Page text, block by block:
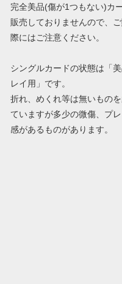
完全美品(傷が1つもない)カ
販売しておりませんので、
際にはご注意ください。
シングルカードの状態は「
レイ用」です。
折れ、めくれ等は無いもの
ていますが多少の微傷、プ
感があるものがあります。